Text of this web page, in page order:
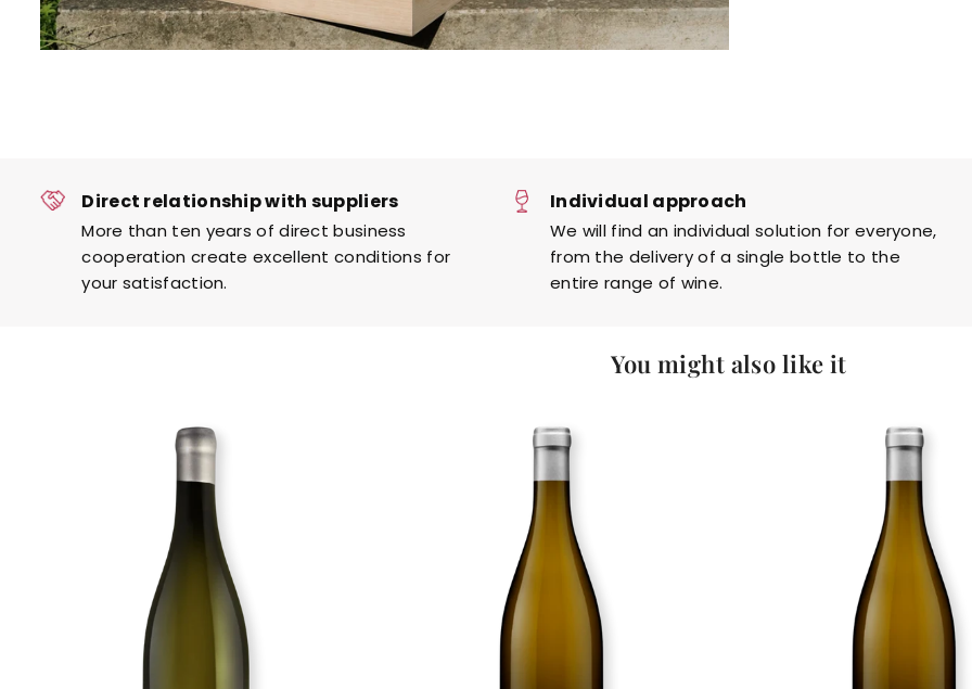
Direct relationship with suppliers
More than ten years of direct business
cooperation create excellent conditions for
your satisfaction.
Individual approach
We will find an individual solution for everyone,
from the delivery of a single bottle to the
entire range of wine.
You might also like it